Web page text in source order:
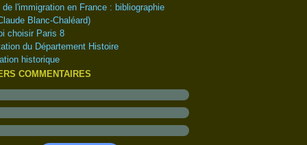
de l'immigration en France : bibliographie
Blanc-Chaléard)
choisir Paris 8
du Département Histoire
historique
COMMENTAIRES